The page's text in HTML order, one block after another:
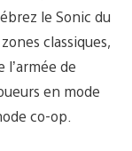
le Sonic du
classiques,
de
en mode
co-op.